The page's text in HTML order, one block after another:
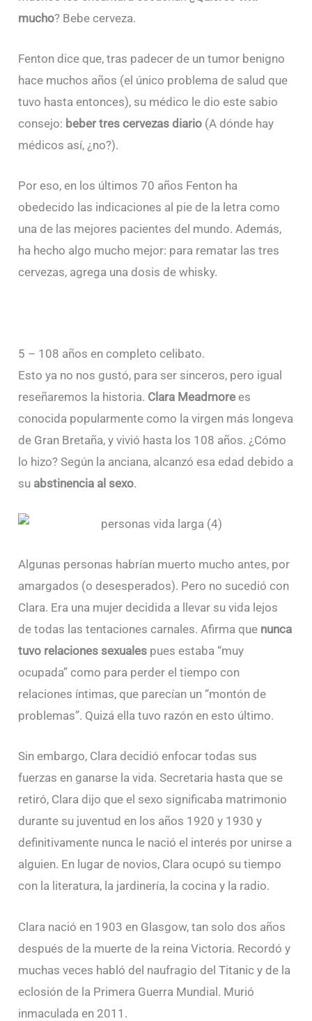
mucho? Bebe cerveza.
Fenton dice que, tras padecer de un tumor benigno
hace muchos años (el único problema de salud que
tuvo hasta entonces), su médico le dio este sabio
consejo: beber tres cervezas diario (A dónde hay
médicos así, ¿no?).
Por eso, en los últimos 70 años Fenton ha
obedecido las indicaciones al pie de la letra como
una de las mejores pacientes del mundo. Además,
ha hecho algo mucho mejor: para rematar las tres
cervezas, agrega una dosis de whisky.
5 – 108 años en completo celibato.
Esto ya no nos gustó, para ser sinceros, pero igual
reseñaremos la historia. Clara Meadmore es
conocida popularmente como la virgen más longeva
de Gran Bretaña, y vivió hasta los 108 años. ¿Cómo
lo hizo? Según la anciana, alcanzó esa edad debido a
su abstinencia al sexo.
Algunas personas habrían muerto mucho antes, por
amargados (o desesperados). Pero no sucedió con
Clara. Era una mujer decidida a llevar su vida lejos
de todas las tentaciones carnales. Afirma que nunca
tuvo relaciones sexuales pues estaba “muy
ocupada” como para perder el tiempo con
relaciones íntimas, que parecían un “montón de
problemas”. Quizá ella tuvo razón en esto último.
Sin embargo, Clara decidió enfocar todas sus
fuerzas en ganarse la vida. Secretaria hasta que se
retiró, Clara dijo que el sexo significaba matrimonio
durante su juventud en los años 1920 y 1930 y
definitivamente nunca le nació el interés por unirse a
alguien. En lugar de novios, Clara ocupó su tiempo
con la literatura, la jardinería, la cocina y la radio.
Clara nació en 1903 en Glasgow, tan solo dos años
después de la muerte de la reina Victoria. Recordó y
muchas veces habló del naufragio del Titanic y de la
eclosión de la Primera Guerra Mundial. Murió
inmaculada en 2011.